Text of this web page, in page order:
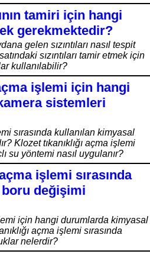
tamiri için hangi
gerekmektedir?
gelen sızıntıları nasıl tespit
sızıntıları tamir etmek için
kullanılabilir?
işlemi için hangi
sistemleri
sırasında kullanılan kimyasal
Klozet tıkanıklığı açma işlemi
su yöntemi nasıl uygulanır?
işlemi sırasında
değişimi
için hangi durumlarda kimyasal
açma işlemi sırasında
nelerdir?